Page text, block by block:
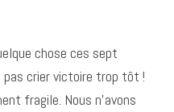
chose ces sept
pas crier victoire trop tôt !
fragile. Nous n’avons